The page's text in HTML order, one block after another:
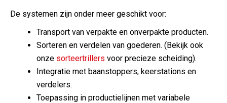
De systemen zijn onder meer geschikt voor:
Transport van verpakte en onverpakte producten.
Sorteren en verdelen van goederen. (Bekijk ook
onze sorteertrillers voor precieze scheiding).
Integratie met baanstoppers, keerstations en
verdelers.
Toepassing in productielijnen met variabele